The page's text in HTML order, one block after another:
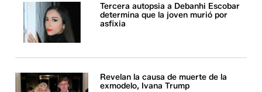
Tercera autopsia a Debanhi Escobar
determina que la joven murió por
asfixia
Revelan la causa de muerte de la
exmodelo, Ivana Trump